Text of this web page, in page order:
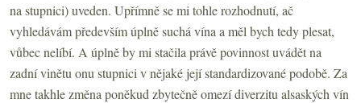
na stupnici) uveden. Upřímně se mi tohle rozhodnutí, ač
vyhledávám především úplně suchá vína a měl bych tedy plesat,
vůbec nelíbí. A úplně by mi stačila právě povinnost uvádět na
zadní vinětu onu stupnici v nějaké její standardizované podobě. Za
mne takhle změna poněkud zbytečně omezí diverzitu alsaských vín